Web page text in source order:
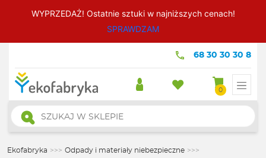
WYPRZEDAŻ! Ostatnie sztuki w najniższych cenach!
SPRAWDZAM
68 30 30 30 8
0
Wyszukiwarka
produktów
Ekofabryka >>> Odpady i materiały niebezpieczne >>>